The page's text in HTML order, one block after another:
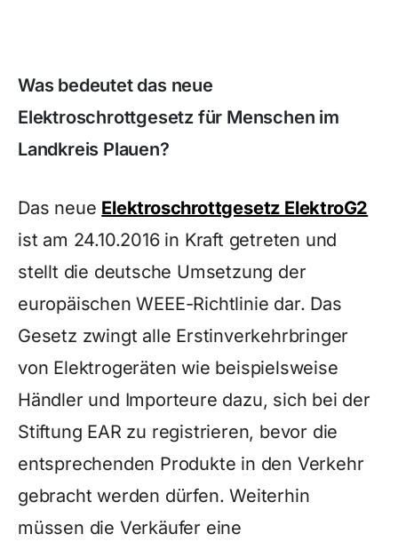
Was bedeutet das neue
Elektroschrottgesetz für Menschen im
Landkreis Plauen?
Das neue Elektroschrottgesetz ElektroG2
ist am 24.10.2016 in Kraft getreten und
stellt die deutsche Umsetzung der
europäischen WEEE-Richtlinie dar. Das
Gesetz zwingt alle Erstinverkehrbringer
von Elektrogeräten wie beispielsweise
Händler und Importeure dazu, sich bei der
Stiftung EAR zu registrieren, bevor die
entsprechenden Produkte in den Verkehr
gebracht werden dürfen. Weiterhin
müssen die Verkäufer eine